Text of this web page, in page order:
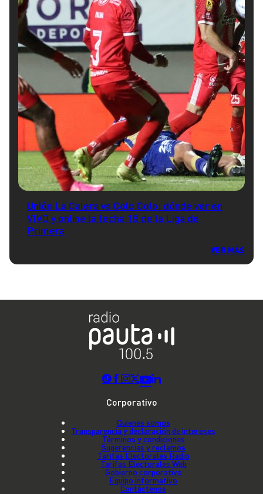
Unión La Calera vs Colo Colo: dónde ver en
VIVO y online la fecha 18 de la Liga de
Primera
VER MÁS
Corporativo
Quienes somos
Transparencia y declaración de intereses
Términos y condiciones
Sugerencias y reclamos
Tarifas Electorales Radio
Tarifas Electorales Web
Gobierno corporativo
Equipo informativo
Contáctenos